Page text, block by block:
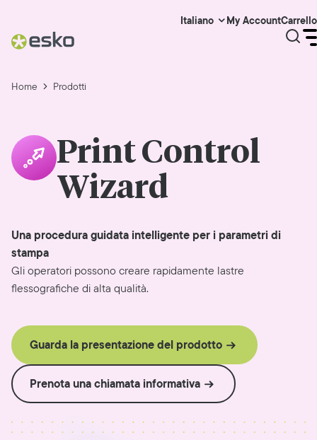
Italiano My AccountCarrello
Home Prodotti
Print Control
Wizard
Una procedura guidata intelligente per i parametri di
stampa
Gli operatori possono creare rapidamente lastre
flessografiche di alta qualità.
Guarda la presentazione del prodotto
Prenota una chiamata informativa